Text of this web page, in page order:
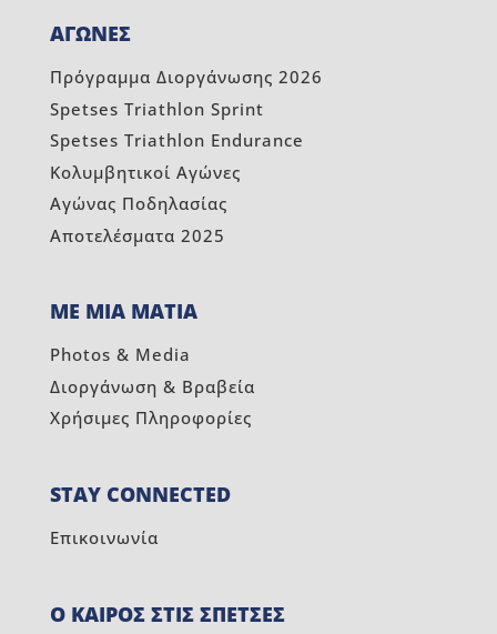
ΑΓΩΝΕΣ
Πρόγραμμα Διοργάνωσης 2026
Spetses Triathlon Sprint
Spetses Triathlon Endurance
Κολυμβητικοί Αγώνες
Αγώνας Ποδηλασίας
Αποτελέσματα 2025
ΜΕ ΜΙΑ ΜΑΤΙΑ
Photos & Media
Διοργάνωση & Βραβεία
Χρήσιμες Πληροφορίες
STAY CONNECTED
Επικοινωνία
Ο ΚΑΙΡΟΣ ΣΤΙΣ ΣΠΕΤΣΕΣ